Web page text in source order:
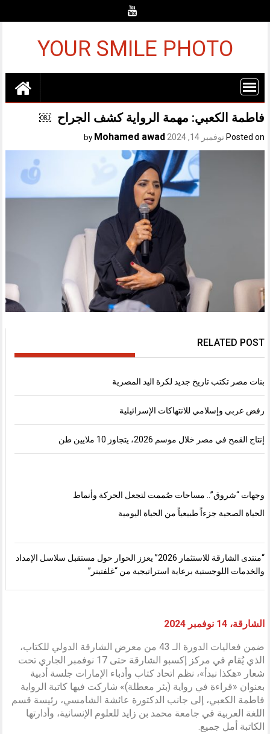
YOUR SMILE PHOTO
فاطمة الكعبي: مهمة الرواية كشف الجراح ￼
Posted on نوفمبر 14, 2024 Mohamed awad
RELATED POST
بنات مصر تكتب تاريخ جديد لكرة اليد المصرية
رفض عربي وإسلامي للانتهاكات الإسرائيلية
إنتاج القمح في مصر خلال موسم 2026، يتجاوز 10 ملايين طن
وجهات “شروق”.. مساحات صُممت لتجعل الحركة وأنماط
الحياة الصحية جزءاً طبيعياً من الحياة اليومية
“منتدى الشارقة للاستثمار 2026” يعزز الحوار حول مستقبل سلاسل الإمداد
والخدمات اللوجستية برعاية استراتيجية من “غلفتينر”
الشارقة، 14 نوفمبر 2024
ضمن فعاليات الدورة الـ 43 من معرض الشارقة الدولي للكتاب،
الذي يُقام في مركز إكسبو الشارقة حتى 17 نوفمبر الجاري تحت
شعار «هكذا نبدأ»، نظم اتحاد كتاب وأدباء الإمارات جلسة أدبية
بعنوان «قراءة في رواية (بئر معطلة)» شاركت فيها كاتبة الرواية
فاطمة الكعبي، إلى جانب الدكتورة عائشة الشامسي، رئيسة قسم
اللغة العربية في جامعة محمد بن زايد للعلوم الإنسانية، وأدارتها
الكاتبة أمل جميع.